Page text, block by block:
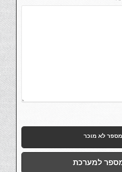
מספר לא מוכר
למערכת